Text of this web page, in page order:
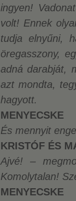
ingyen!
volt! Ennek
tudja elnyűni,
öregasszony,
adná darabját,
azt mondta,
hagyott.
MENYECSKE
És mennyit
KRISTÓF ÉS
Ajvé! –
Komolytalan!
MENYECSKE